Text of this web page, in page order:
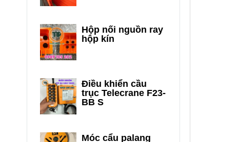
Hộp nối nguồn ray
hộp kín
Điều khiển cầu
trục Telecrane F23-
BB S
Móc cẩu palang